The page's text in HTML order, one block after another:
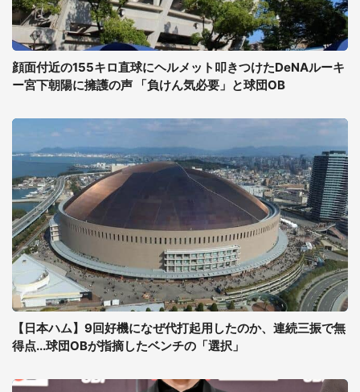
顔面付近の155キロ直球にヘルメット叩きつけたDeNAルーキ
ー宮下朝陽に擁護の声 「負けん気必要」と球団OB
【日本ハム】9回好機になぜ代打起用したのか、連続三振で無
得点...球団OBが指摘したベンチの「選択」